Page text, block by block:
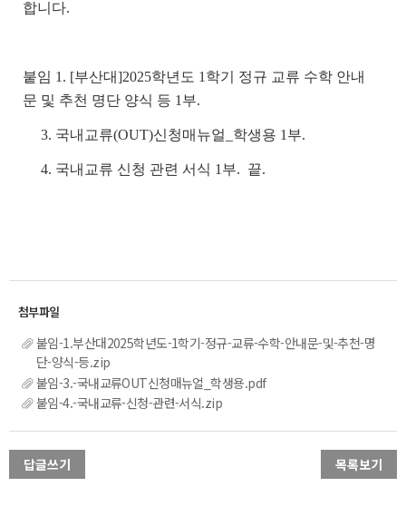
합니다.
붙임 1. [부산대]2025학년도 1학기 정규 교류 수학 안내
문 및 추천 명단 양식 등 1부.
3. 국내교류(OUT)신청매뉴얼_학생용 1부.
4. 국내교류 신청 관련 서식 1부. 끝.
붙임-1.부산대2025학년도-1학기-정규-교류-수학-안내문-및-추천-명
단-양식-등.zip
붙임-3.-국내교류OUT신청매뉴얼_학생용.pdf
붙임-4.-국내교류-신청-관련-서식.zip
답글쓰기 목록보기